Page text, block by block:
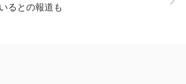
るとの報道も